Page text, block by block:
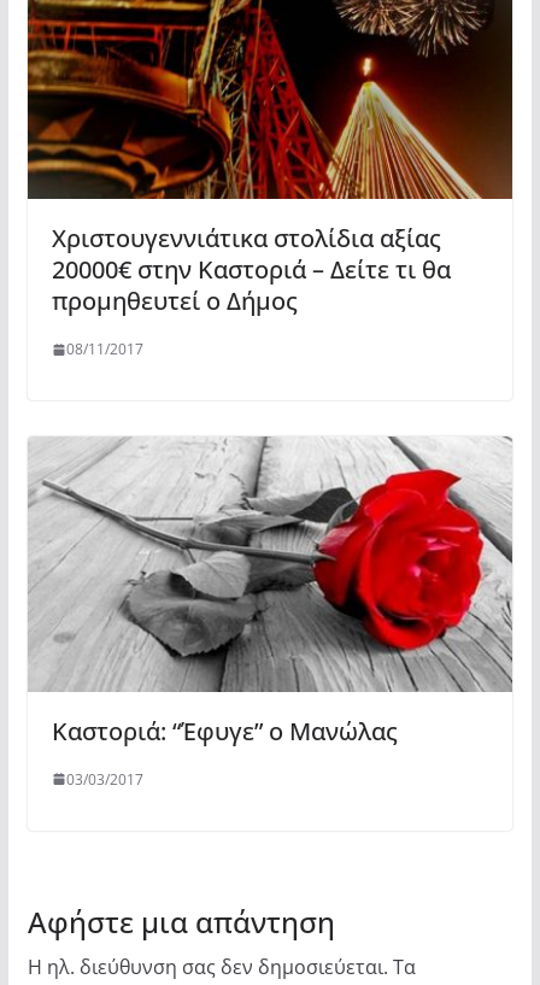
Χριστουγεννιάτικα στολίδια αξίας
20000€ στην Καστοριά – Δείτε τι θα
προμηθευτεί ο Δήμος
08/11/2017
Καστοριά: “Έφυγε” ο Μανώλας
03/03/2017
Αφήστε μια απάντηση
Η ηλ. διεύθυνση σας δεν δημοσιεύεται. Τα